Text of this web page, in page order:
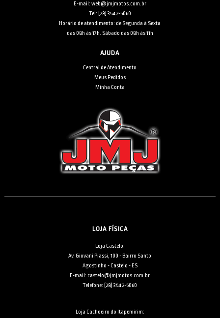
E-mail: web@jmjmotos.com.br
Tel: [28] 3542-5060
Horário de atendimento: de Segunda à Sexta
das 08h às 17h. Sábado das 08h às 11h
AJUDA
Central de Atendimento
Meus Pedidos
Minha Conta
LOJA FÍSICA
Loja Castelo:
Av. Giovani Piassi, 100 - Bairro Santo
Agostinho - Castelo - ES
E-mail: castelo@jmjmotos.com.br
Telefone: [28] 3542-5060
Loja Cachoeiro do Itapemirim: